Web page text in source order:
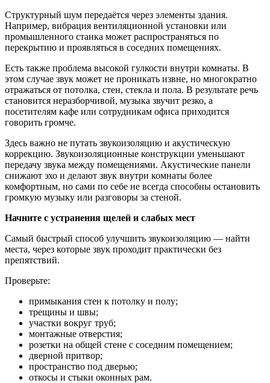
Структурный шум передаётся через элементы здания.
Например, вибрация вентиляционной установки или
промышленного станка может распространяться по
перекрытию и проявляться в соседних помещениях.
Есть также проблема высокой гулкости внутри комнаты. В
этом случае звук может не проникать извне, но многократно
отражаться от потолка, стен, стекла и пола. В результате речь
становится неразборчивой, музыка звучит резко, а
посетителям кафе или сотрудникам офиса приходится
говорить громче.
Здесь важно не путать звукоизоляцию и акустическую
коррекцию. Звукоизоляционные конструкции уменьшают
передачу звука между помещениями. Акустические панели
снижают эхо и делают звук внутри комнаты более
комфортным, но сами по себе не всегда способны остановить
громкую музыку или разговоры за стеной.
Начните с устранения щелей и слабых мест
Самый быстрый способ улучшить звукоизоляцию — найти
места, через которые звук проходит практически без
препятствий.
Проверьте:
примыкания стен к потолку и полу;
трещины и швы;
участки вокруг труб;
монтажные отверстия;
розетки на общей стене с соседним помещением;
дверной притвор;
пространство под дверью;
откосы и стыки оконных рам.